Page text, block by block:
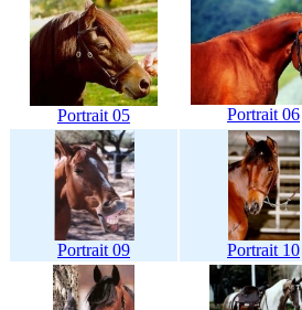
Portrait 05 Portrait 06
Portrait 09 Portrait 10